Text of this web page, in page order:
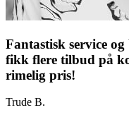
Fantastisk service
fikk flere tilbud på
rimelig pris!
Trude B.